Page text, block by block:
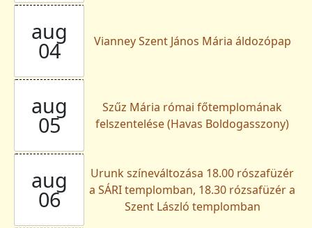
aug
04 Vianney Szent János Mária áldozópap
aug
05
Szűz Mária római főtemplomának
felszentelése (Havas Boldogasszony)
aug
06
Urunk színeváltozása 18.00 rószafüzér
a SÁRI templomban, 18.30 rózsafüzér a
Szent László templomban